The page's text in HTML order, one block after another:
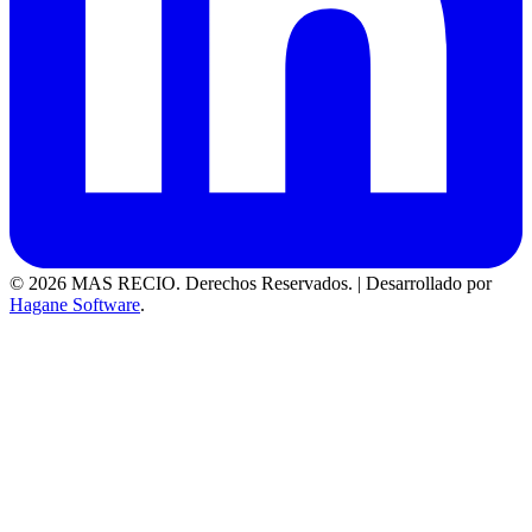
© 2026 MAS RECIO. Derechos Reservados. | Desarrollado por
Hagane Software.